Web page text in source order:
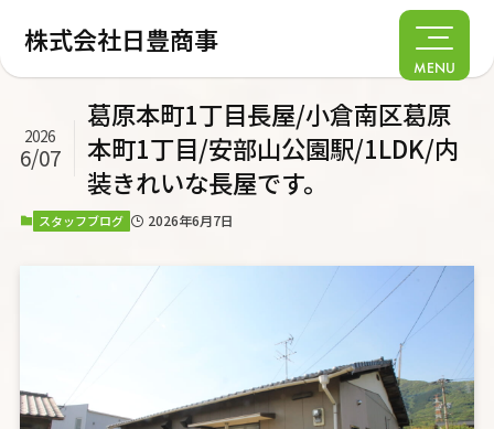
株式会社日豊商事
MENU
葛原本町1丁目長屋/小倉南区葛原
本町1丁目/安部山公園駅/1LDK/内
装きれいな長屋です。
2026
6/07
スタッフブログ 2026年6月7日